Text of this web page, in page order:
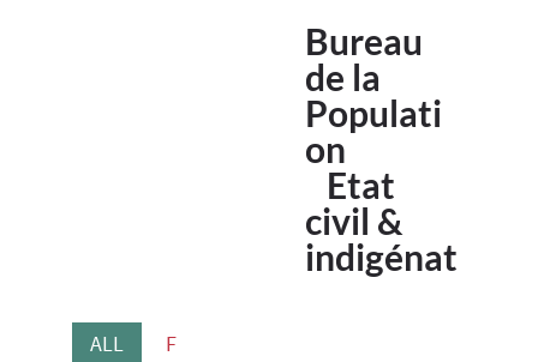
Bureau
de la
Populati
on
Etat
civil &
indigénat
ALL F